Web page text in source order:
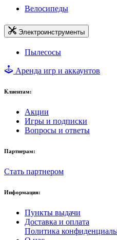
Велосипеды
Электроинструменты
Пылесосы
Аренда игр и аккаунтов
Клиентам:
Акции
Игры и подписки
Вопросы и ответы
Партнерам:
Стать партнером
Информация:
Пункты выдачи
Доставка и оплата
Политика